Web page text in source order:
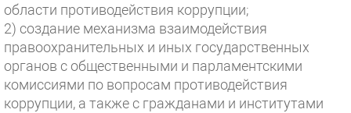
области противодействия коррупции;
2) создание механизма взаимодействия
правоохранительных и иных государственных
органов с общественными и парламентскими
комиссиями по вопросам противодействия
коррупции, а также с гражданами и институтами